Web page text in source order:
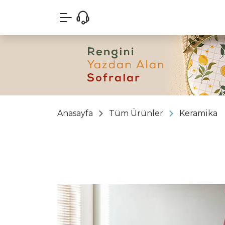
Anasayfa Tüm Ürünler Keramika